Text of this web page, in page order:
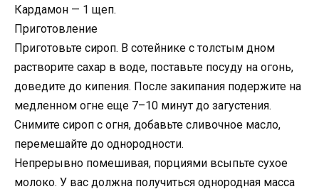
Кардамон — 1 щеп.
Приготовление
Приготовьте сироп. В сотейнике с толстым дном
растворите сахар в воде, поставьте посуду на огонь,
доведите до кипения. После закипания подержите на
медленном огне еще 7–10 минут до загустения.
Снимите сироп с огня, добавьте сливочное масло,
перемешайте до однородности.
Непрерывно помешивая, порциями всыпьте сухое
молоко. У вас должна получиться однородная масса